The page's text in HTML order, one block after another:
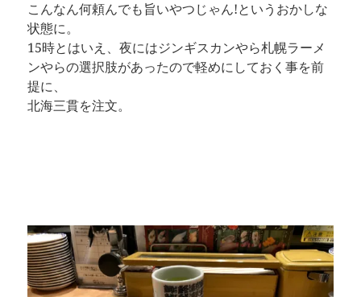
こんなん何頼んでも旨いやつじゃん!というおかしな
状態に。
15時とはいえ、夜にはジンギスカンやら札幌ラーメ
ンやらの選択肢があったので軽めにしておく事を前
提に、
北海三貫を注文。